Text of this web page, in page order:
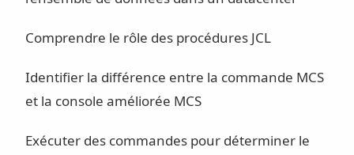
Comprendre le rôle des procédures JCL
Identifier la différence entre la commande MCS
et la console améliorée MCS
Exécuter des commandes pour déterminer le